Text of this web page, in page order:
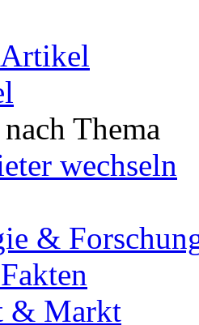
Thema
wechseln
&
& Markt